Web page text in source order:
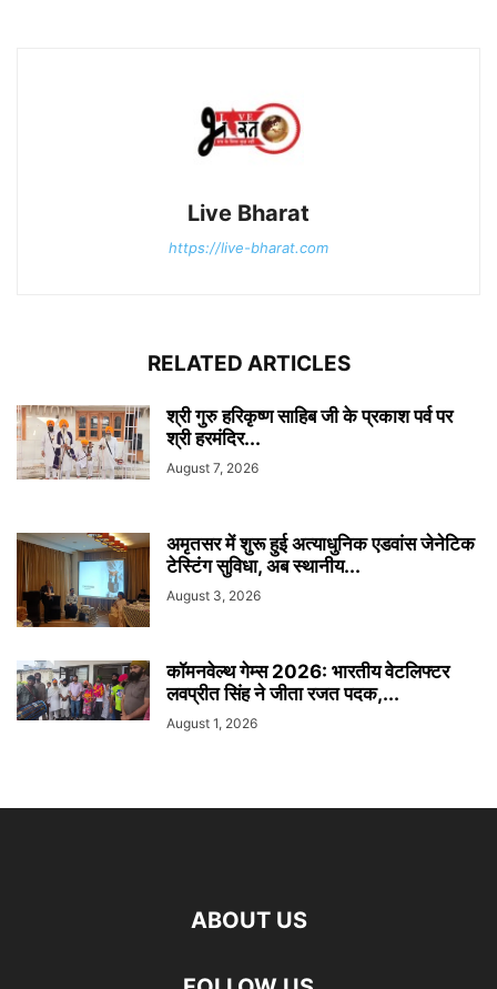
Live Bharat
https://live-bharat.com
RELATED ARTICLES
श्री गुरु हरिकृष्ण साहिब जी के प्रकाश पर्व पर
श्री हरमंदिर...
August 7, 2026
अमृतसर में शुरू हुई अत्याधुनिक एडवांस जेनेटिक
टेस्टिंग सुविधा, अब स्थानीय...
August 3, 2026
कॉमनवेल्थ गेम्स 2026: भारतीय वेटलिफ्टर
लवप्रीत सिंह ने जीता रजत पदक,...
August 1, 2026
ABOUT US